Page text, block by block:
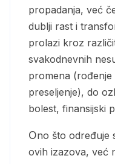
propadanja, već
dublji rast i
prolazi kroz
svakodnevnih
promena
preseljenje), do
bolest, finansijski
Ono što određuje sudbinu braka nije odsustvo
ovih izazova, već